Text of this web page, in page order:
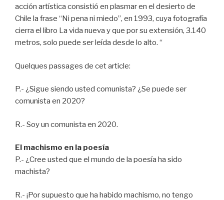
acción artística consistió en plasmar en el desierto de
Chile la frase “Ni pena ni miedo”, en 1993, cuya fotografía
cierra el libro La vida nueva y que por su extensión, 3.140
metros, solo puede ser leída desde lo alto. “
Quelques passages de cet article:
P.- ¿Sigue siendo usted comunista? ¿Se puede ser
comunista en 2020?
R.- Soy un comunista en 2020.
El machismo en la poesía
P.- ¿Cree usted que el mundo de la poesía ha sido
machista?
R.- ¡Por supuesto que ha habido machismo, no tengo